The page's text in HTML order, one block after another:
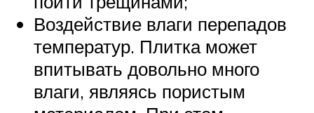
Воздействие влаги перепадов
температур. Плитка может
впитывать довольно много
влаги, являясь пористым